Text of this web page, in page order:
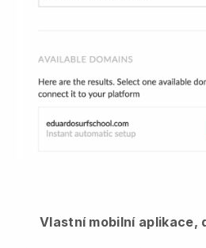
Vlastní mobilní aplikace,